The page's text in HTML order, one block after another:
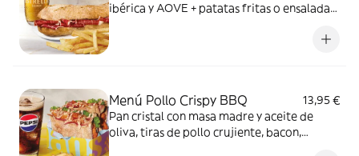
ibérica y AOVE + patatas fritas o ensalada
Menú Pollo Crispy BBQ
13,95 €
Pan cristal con masa madre y aceite de
oliva, tiras de pollo crujiente, bacon,